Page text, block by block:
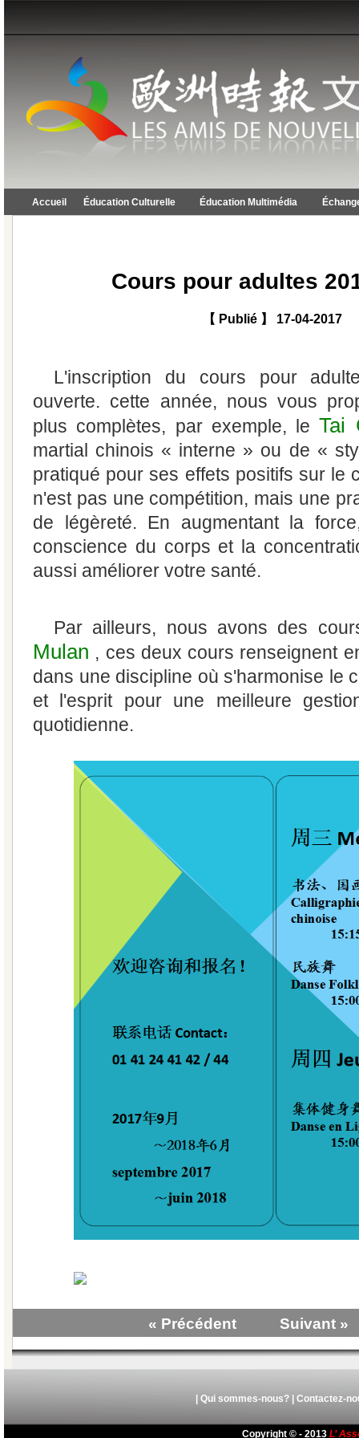
Accueil Éducation Culturelle Éducation Multimédia
Cours pour adultes
【 Publié 】 17-04-2017
L'inscription du cours pour
ouverte. cette année, nous vous
plus complètes, par exemple, leTai
martial chinois « interne » ou de «
pratiqué pour ses effets positifs sur le
n'est pas une compétition, mais une
de légèreté. En augmentant la
conscience du corps et la
aussi améliorer votre santé.
Par ailleurs, nous avons des
Mulan , ces deux cours renseignent
dans une discipline où s'harmonise le
et l'esprit pour une meilleure
quotidienne.
« Précédent Suivant »
Qui sommes-nous?| Contactez-
Copyright © - 2013 L’